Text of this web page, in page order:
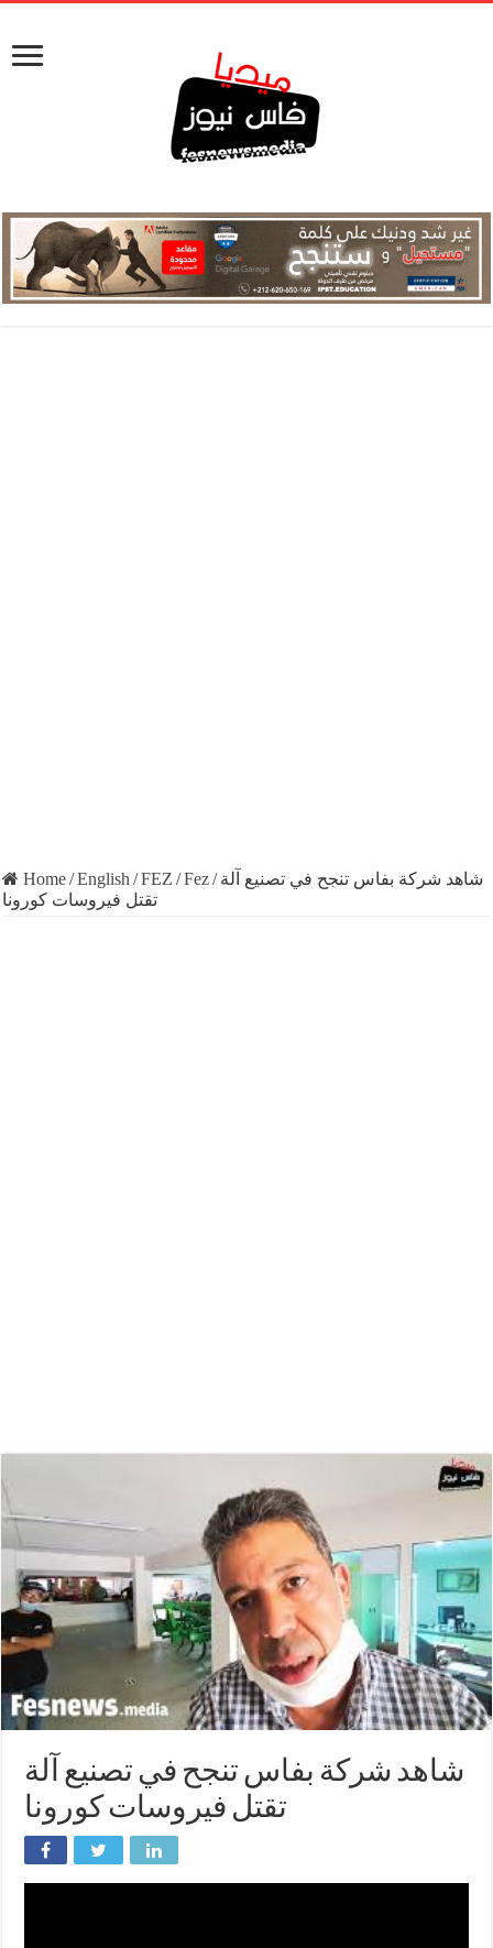
Home/English /FEZ /Fez/ شاهد شركة بفاس تنجح في تصنيع آلة
تقتل فيروسات كورونا
شاهد شركة بفاس تنجح في تصنيع آلة
تقتل فيروسات كورونا